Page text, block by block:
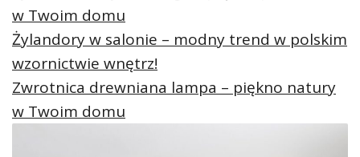
w Twoim domu
Żylandory w salonie – modny trend w polskim
wzornictwie wnętrz!
Zwrotnica drewniana lampa – piękno natury
w Twoim domu